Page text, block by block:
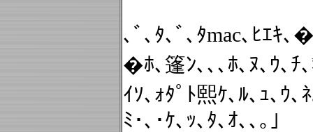
､ﾞ､ﾀ､ﾞ､ﾀmac､ﾋｴｷ､
�ﾎ､篷ﾝ､､､ﾎ､ﾇ､ｳ､ﾁ
ｲｿ､ｫﾀﾟﾄ熙ｹ､ﾙ､ｭ､ｳ
ﾐ･､･ｹ､ｯ､ﾀ､ｵ､､｡｣